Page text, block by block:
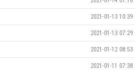
2021-01-13 10:39
2021-01-13 07:29
2021-01-12 08:53
2021-01-11 07:38